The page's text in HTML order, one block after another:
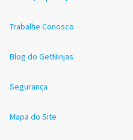
Trabalhe Conosco
Blog do GetNinjas
Segurança
Mapa do Site